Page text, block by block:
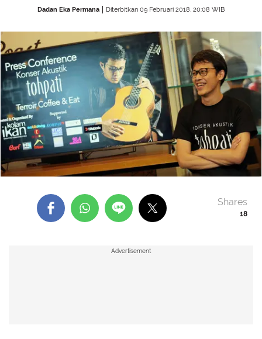
Dadan Eka Permana Diterbitkan 09 Februari 2018, 20:08 WIB
18
Shares